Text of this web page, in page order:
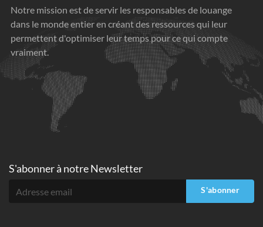
Notre mission est de servir les responsables de louange
dans le monde entier en créant des ressources qui leur
permettent d'optimiser leur temps pour ce qui compte
vraiment.
S'abonner à notre Newsletter
S'abonner